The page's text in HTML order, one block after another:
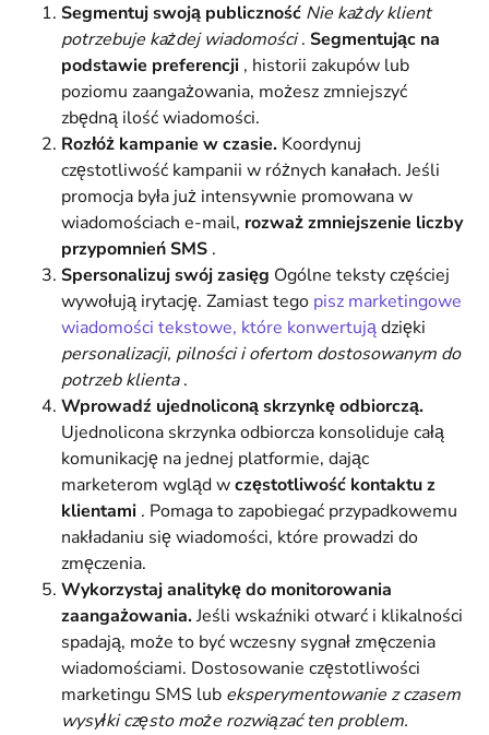
Segmentuj swoją publiczność Nie każdy klient
potrzebuje każdej wiadomości. Segmentując na
podstawie preferencji , historii zakupów lub
poziomu zaangażowania, możesz zmniejszyć
zbędną ilość wiadomości.
Rozłóż kampanie w czasie. Koordynuj
częstotliwość kampanii w różnych kanałach. Jeśli
promocja była już intensywnie promowana w
wiadomościach e-mail, rozważ zmniejszenie liczby
przypomnień SMS .
Spersonalizuj swój zasięg Ogólne teksty częściej
wywołują irytację. Zamiast tego pisz marketingowe
wiadomości tekstowe, które konwertujądzięki
personalizacji, pilności i ofertom dostosowanym do
potrzeb klienta.
Wprowadź ujednoliconą skrzynkę odbiorczą.
Ujednolicona skrzynka odbiorcza konsoliduje całą
komunikację na jednej platformie, dając
marketerom wgląd wczęstotliwość kontaktu z
klientami . Pomaga to zapobiegać przypadkowemu
nakładaniu się wiadomości, które prowadzi do
zmęczenia.
Wykorzystaj analitykę do monitorowania
zaangażowania.Jeśli wskaźniki otwarć i klikalności
spadają, może to być wczesny sygnał zmęczenia
wiadomościami. Dostosowanie częstotliwości
marketingu SMS lub eksperymentowanie z czasem
wysyłki często może rozwiązać ten problem.